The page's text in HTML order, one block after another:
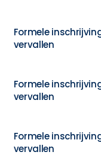
Formele
vervallen
Formele
vervallen
Formele
vervallen